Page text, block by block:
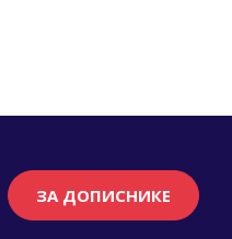
ЗА ДОПИСНИКЕ